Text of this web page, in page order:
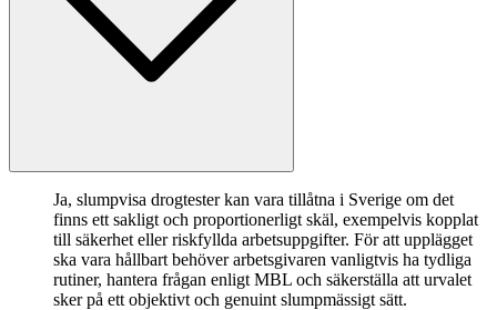
Ja, slumpvisa drogtester kan vara tillåtna i Sverige om det
finns ett sakligt och proportionerligt skäl, exempelvis kopplat
till säkerhet eller riskfyllda arbetsuppgifter. För att upplägget
ska vara hållbart behöver arbetsgivaren vanligtvis ha tydliga
rutiner, hantera frågan enligt MBL och säkerställa att urvalet
sker på ett objektivt och genuint slumpmässigt sätt.